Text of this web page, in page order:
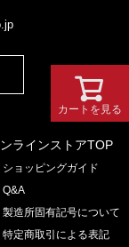
ラインストアTOP
ショッピングガイド
Q&A
製造所固有記号について
特定商取引による表記
カートを見る